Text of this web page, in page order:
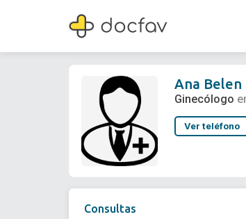
Ana Belen Rodriguez Marin
Ginecólogo
Ana Belen
Ginecólogo
Ver teléfono
Consultas